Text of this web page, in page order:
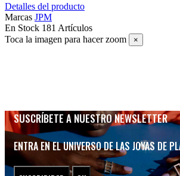
Detalles del producto
Marcas JPM
En Stock 181 Artículos
Toca la imagen para hacer zoom
×
SUSCRÍBETE A NUESTRO NEWSLETTER
ENTRA EN EL UNIVERSO DE LAS JOYAS DE